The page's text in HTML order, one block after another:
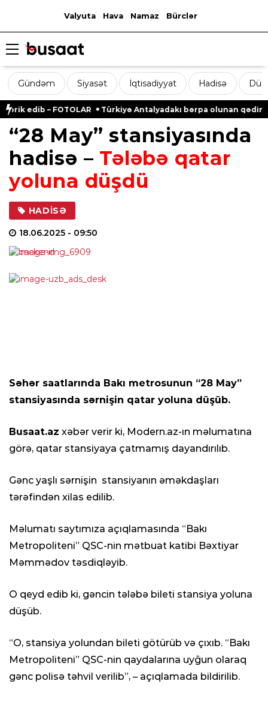
Valyuta Hava Namaz Bürclər
Gündəm Siyasət İqtisadiyyat Hadisə
edib – FOTOLAR Türkiyə Antalyadakı bərpa olunan qədim
“28 May” stansiyasında
hadisə – Tələbə qatar
yoluna düşdü
HADISƏ
18.06.2025 - 09:50
Səhər saatlarında Bakı metrosunun “28 May”
stansiyasında sərnişin qatar yoluna düşüb.
Busaat.az xəbər verir ki, Modern.az-ın məlumatına
görə, qatar stansiyaya çatmamış dayandırılıb.
Gənc yaşlı sərnişin stansiyanın əməkdaşları
tərəfindən xilas edilib.
Məlumatı saytımıza açıqlamasında “Bakı
Metropoliteni” QSC-nin mətbuat katibi Bəxtiyar
Məmmədov təsdiqləyib.
O qeyd edib ki, gəncin tələbə bileti stansiya yoluna
düşüb.
“O, stansiya yolundan bileti götürüb və çıxıb. “Bakı
Metropoliteni” QSC-nin qaydalarına uyğun olaraq
gənc polisə təhvil verilib”, – açıqlamada bildirilib.